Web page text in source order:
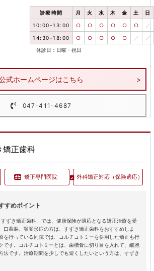
診療時間 月 火 水 木 金 土 日
10:00-13:00 ○ ○ ○ ○ ○ ○ ／
14:30-18:00 ○ ○ ○ ○ ○ ／ ／
休診日：日曜・祝日
式ホームページはこちら
047-411-4687
矯正歯科
矯正専門医院 外科矯正対応 （保険適応）
すめポイント
ずき矯正歯科」では、健康保険が適応となる矯正治療を受
口蓋裂、顎変形症の方は、すずき矯正歯科をおすすめしま
を行っている同院では、コルチコトミーを併用した矯正も行
です。コルチコトミーとは、歯槽骨に切り目を入れて、細胞
法です。治療期間を少しでも短くしたいという方は、すずき